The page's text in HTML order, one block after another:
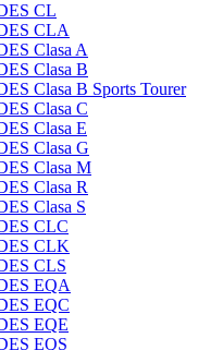
CL
CLA
Clasa A
Clasa B
Clasa B Sports Tourer
Clasa C
Clasa E
Clasa G
Clasa M
Clasa R
Clasa S
CLC
CLK
CLS
EQA
EQC
EQE
EQS